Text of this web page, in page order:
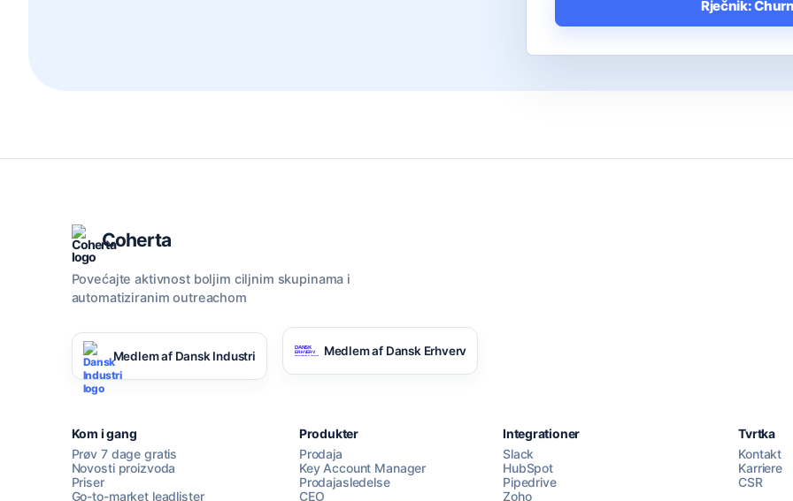
Rječnik:
Coherta
Povećajte aktivnost boljim ciljnim skupinama i
automatiziranim outreachom
Medlem af Dansk Industri Medlem af Dansk Erhverv
Kom i gang
Prøv 7 dage gratis
Novosti proizvoda
Priser
Go-to-market leadlister
Produkter
Prodaja
Key Account Manager
Prodajasledelse
CEO
Integrationer
Slack
HubSpot
Pipedrive
Zoho
Tvrtka
Kontakt
Karriere
CSR